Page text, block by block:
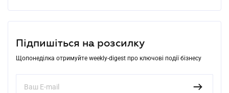
Підпишіться на розсилку
Щопонеділка отримуйте weekly-digest про ключові події бізнесу